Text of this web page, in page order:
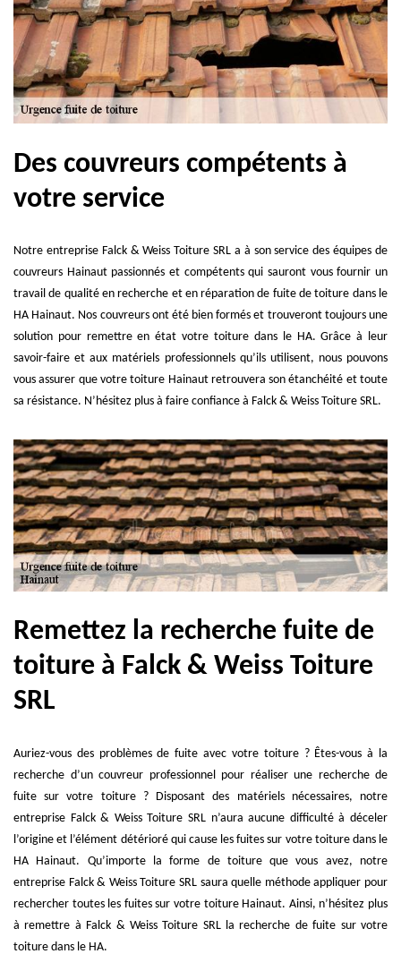
Des couvreurs compétents à
votre service
Notre entreprise Falck & Weiss Toiture SRL a à son service des équipes de
couvreurs Hainaut passionnés et compétents qui sauront vous fournir un
travail de qualité en recherche et en réparation de fuite de toiture dans le
HA Hainaut. Nos couvreurs ont été bien formés et trouveront toujours une
solution pour remettre en état votre toiture dans le HA. Grâce à leur
savoir-faire et aux matériels professionnels qu’ils utilisent, nous pouvons
vous assurer que votre toiture Hainaut retrouvera son étanchéité et toute
sa résistance. N’hésitez plus à faire confiance à Falck & Weiss Toiture SRL.
Remettez la recherche fuite de
toiture à Falck & Weiss Toiture
SRL
Auriez-vous des problèmes de fuite avec votre toiture ? Êtes-vous à la
recherche d’un couvreur professionnel pour réaliser une recherche de
fuite sur votre toiture ? Disposant des matériels nécessaires, notre
entreprise Falck & Weiss Toiture SRL n’aura aucune difficulté à déceler
l’origine et l’élément détérioré qui cause les fuites sur votre toiture dans le
HA Hainaut. Qu’importe la forme de toiture que vous avez, notre
entreprise Falck & Weiss Toiture SRL saura quelle méthode appliquer pour
rechercher toutes les fuites sur votre toiture Hainaut. Ainsi, n’hésitez plus
à remettre à Falck & Weiss Toiture SRL la recherche de fuite sur votre
toiture dans le HA.